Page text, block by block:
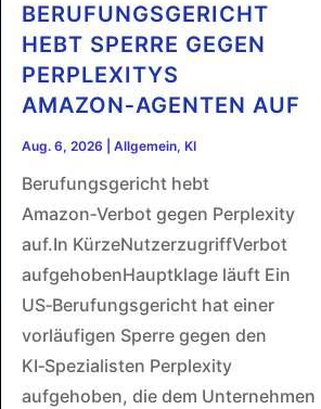
BERUFUNGSGERICHT
HEBT SPERRE GEGEN
PERPLEXITYS
AMAZON‑AGENTEN AUF
Aug. 6, 2026 |Allgemein,KI
Berufungsgericht hebt
Amazon‑Verbot gegen Perplexity
auf.In KürzeNutzerzugriffVerbot
aufgehobenHauptklage läuft Ein
US‑Berufungsgericht hat einer
vorläufigen Sperre gegen den
KI‑Spezialisten Perplexity
aufgehoben, die dem Unternehmen